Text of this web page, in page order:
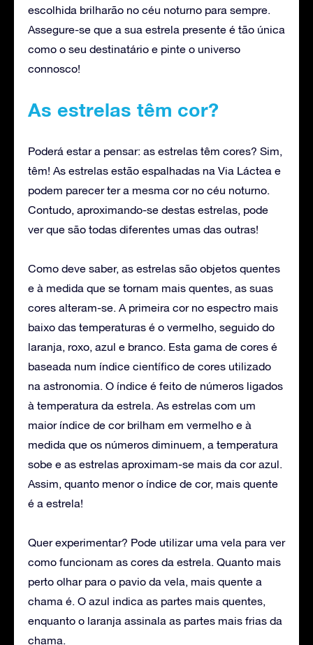
escolhida brilharão no céu noturno para sempre.
Assegure-se que a sua estrela presente é tão única
como o seu destinatário e pinte o universo
connosco!
As estrelas têm cor?
Poderá estar a pensar: as estrelas têm cores? Sim,
têm! As estrelas estão espalhadas na Via Láctea e
podem parecer ter a mesma cor no céu noturno.
Contudo, aproximando-se destas estrelas, pode
ver que são todas diferentes umas das outras!
Como deve saber, as estrelas são objetos quentes
e à medida que se tornam mais quentes, as suas
cores alteram-se. A primeira cor no espectro mais
baixo das temperaturas é o vermelho, seguido do
laranja, roxo, azul e branco. Esta gama de cores é
baseada num índice científico de cores utilizado
na astronomia. O índice é feito de números ligados
à temperatura da estrela. As estrelas com um
maior índice de cor brilham em vermelho e à
medida que os números diminuem, a temperatura
sobe e as estrelas aproximam-se mais da cor azul.
Assim, quanto menor o índice de cor, mais quente
é a estrela!
Quer experimentar? Pode utilizar uma vela para ver
como funcionam as cores da estrela. Quanto mais
perto olhar para o pavio da vela, mais quente a
chama é. O azul indica as partes mais quentes,
enquanto o laranja assinala as partes mais frias da
chama.